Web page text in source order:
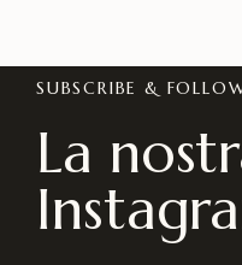
SUBSCRIBE &
La